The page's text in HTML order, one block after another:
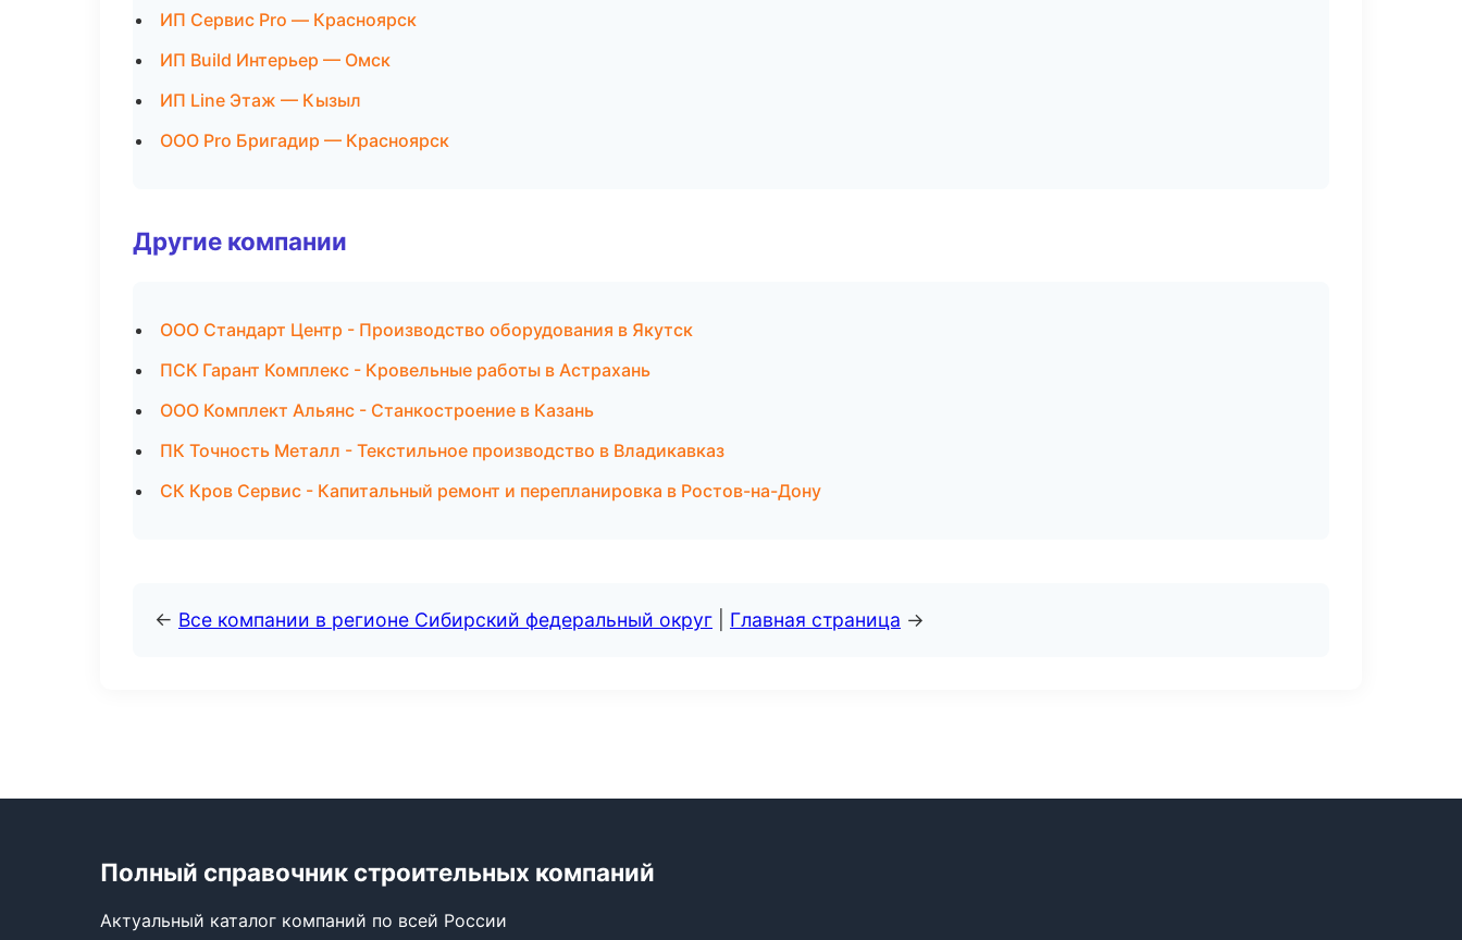
ИП Сервис Pro — Красноярск
ИП Build Интерьер — Омск
ИП Line Этаж — Кызыл
ООО Pro Бригадир — Красноярск
Другие компании
ООО Стандарт Центр - Производство оборудования в Якутск
ПСК Гарант Комплекс - Кровельные работы в Астрахань
ООО Комплект Альянс - Станкостроение в Казань
ПК Точность Металл - Текстильное производство в Владикавказ
СК Кров Сервис - Капитальный ремонт и перепланировка в Ростов-на-Дону
← Все компании в регионе Сибирский федеральный округ Главная страница →
Полный справочник строительных компаний
Актуальный каталог компаний по всей России